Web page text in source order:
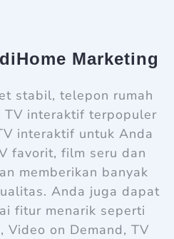
Marketing
stabil, telepon rumah
TV interaktif terpopuler
interaktif untuk Anda
favorit, film seru dan
memberikan banyak
Anda juga dapat
fitur menarik seperti
Video on Demand, TV